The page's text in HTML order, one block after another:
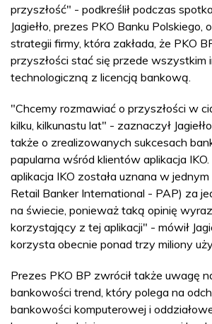
przyszłość" - podkreślił podczas
Jagiełło, prezes PKO Banku Polskiego,
strategii firmy, która zakłada, że PKO
przyszłości stać się przede wszystkim
technologiczną z licencją bankową.
"Chcemy rozmawiać o przyszłości w
kilku, kilkunastu lat" - zaznaczył
także o zrealizowanych sukcesach
papularna wśród klientów aplikacja
aplikacja IKO została uznana w
Retail Banker International - PAP) za
na świecie, ponieważ taką opinię
korzystający z tej aplikacji" - mówił
korzysta obecnie ponad trzy miliony
Prezes PKO BP zwrócił także uwagę
bankowości trend, który polega na
bankowości komputerowej i